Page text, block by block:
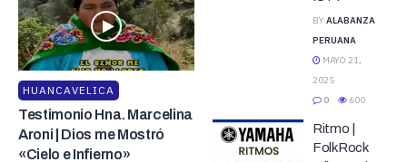
HUANCAVELICA
Testimonio Hna. Marcelina
Aroni | Dios me Mostró
«Cielo e Infierno»
BY ALABANZA
PERUANA
MAYO 21,
2025
0
600
Ritmo |
FolkRock